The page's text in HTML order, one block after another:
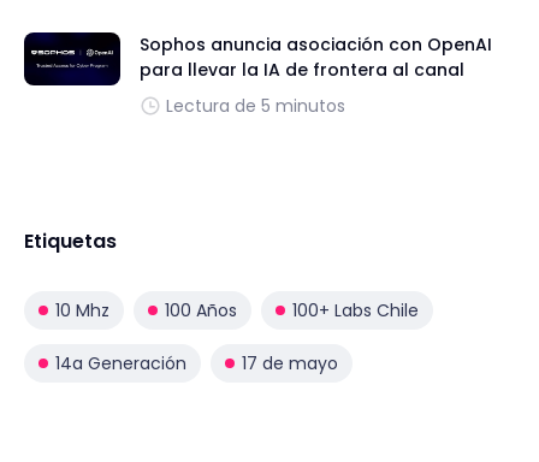
Sophos anuncia asociación con OpenAI
para llevar la IA de frontera al canal
Lectura de 5 minutos
Etiquetas
10 Mhz 100 Años 100+ Labs Chile
14a Generación 17 de mayo